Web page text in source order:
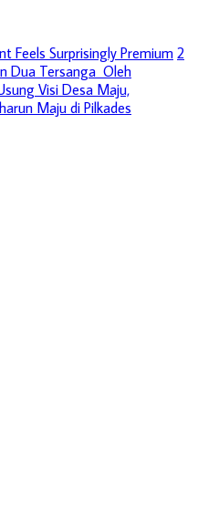
Feels Surprisingly Premium 2
Dua Tersanga Oleh
Visi Desa Maju,
Maju di Pilkades